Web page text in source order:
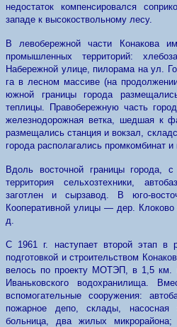
недостаток компенсировался
западе к высокоствольному лесу.
В левобережной части Конакова
промышленных территорий:
Набережной улице, пилорама на ул.
га в лесном массиве (на
южной границы города
теплицы. Правобережную часть
железнодорожная ветка, шедшая к
размещались станция и вокзал,
города располагались промкомбинат
Вдоль восточной границы города,
территория сельхозтехники,
заготлен и сырзавод. В юго-
Кооперативной улицы — дер. Клоково
д.
С 1961 г. наступает второй этап в
подготовкой и строительством
велось по проекту МОТЭП, в 1,5 км.
Иваньковского водохранилища.
вспомогательные сооружения:
пожарное депо, склады, насосная
больница, два жилых